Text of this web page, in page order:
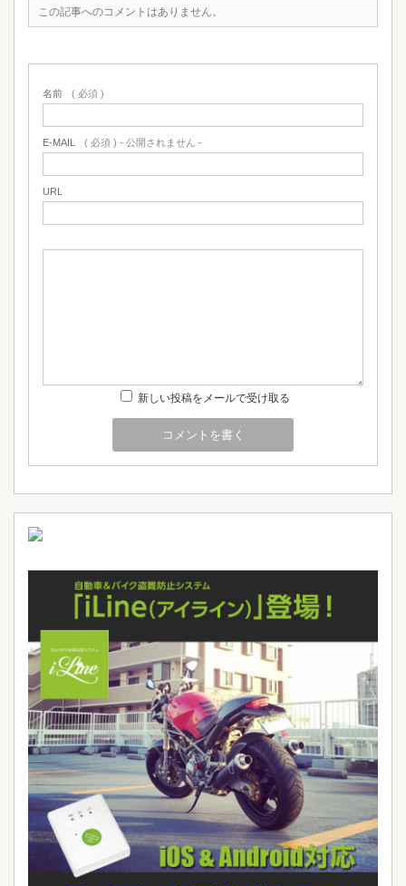
この記事へのコメントはありません。
名前 ( 必須 )
E-MAIL ( 必須 ) - 公開されません -
URL
新しい投稿をメールで受け取る